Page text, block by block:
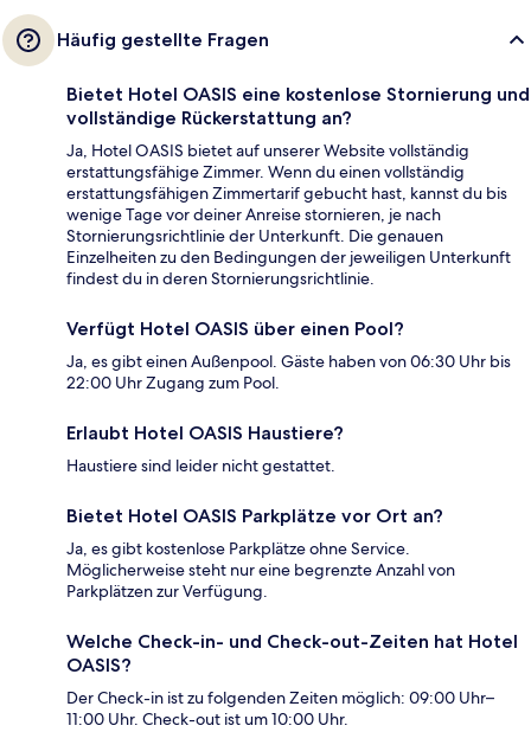
Häufig gestellte Fragen
Bietet Hotel OASIS eine kostenlose Stornierung und
vollständige Rückerstattung an?
Ja, Hotel OASIS bietet auf unserer Website vollständig
erstattungsfähige Zimmer. Wenn du einen vollständig
erstattungsfähigen Zimmertarif gebucht hast, kannst du bis
wenige Tage vor deiner Anreise stornieren, je nach
Stornierungsrichtlinie der Unterkunft. Die genauen
Einzelheiten zu den Bedingungen der jeweiligen Unterkunft
findest du in deren Stornierungsrichtlinie.
Verfügt Hotel OASIS über einen Pool?
Ja, es gibt einen Außenpool. Gäste haben von 06:30 Uhr bis
22:00 Uhr Zugang zum Pool.
Erlaubt Hotel OASIS Haustiere?
Haustiere sind leider nicht gestattet.
Bietet Hotel OASIS Parkplätze vor Ort an?
Ja, es gibt kostenlose Parkplätze ohne Service.
Möglicherweise steht nur eine begrenzte Anzahl von
Parkplätzen zur Verfügung.
Welche Check-in- und Check-out-Zeiten hat Hotel
OASIS?
Der Check-in ist zu folgenden Zeiten möglich: 09:00 Uhr–
11:00 Uhr. Check-out ist um 10:00 Uhr.